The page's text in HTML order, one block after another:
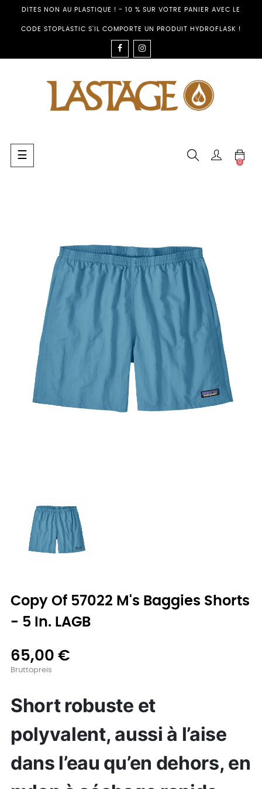
DITES NON AU PLASTIQUE ! - 10 % SUR VOTRE PANIER AVEC LE
CODE STOPLASTIC S'IL COMPORTE UN PRODUIT HYDROFLASK !
FACEBOOK
Umschalten
der
☰
0
Copy Of 57022 M's Baggies Shorts
- 5 In. LAGB
65,00 €
Bruttopreis
Short robuste et
polyvalent, aussi à l’aise
dans l’eau qu’en dehors, en